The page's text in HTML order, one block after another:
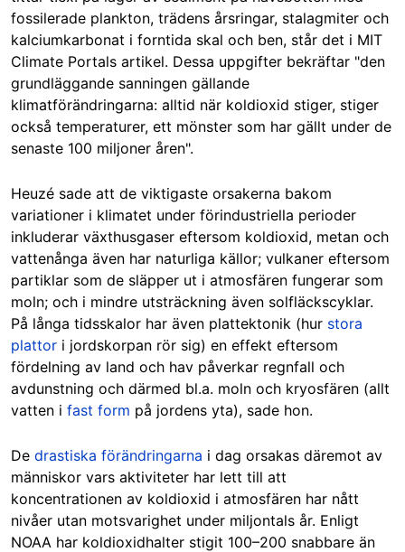
fossilerade plankton, trädens årsringar, stalagmiter och
kalciumkarbonat i forntida skal och ben, står det i MIT
Climate Portals artikel. Dessa uppgifter bekräftar "den
grundläggande sanningen gällande
klimatförändringarna: alltid när koldioxid stiger, stiger
också temperaturer, ett mönster som har gällt under de
senaste 100 miljoner åren".
Heuzé sade att de viktigaste orsakerna bakom
variationer i klimatet under förindustriella perioder
inkluderar växthusgaser eftersom koldioxid, metan och
vattenånga även har naturliga källor; vulkaner eftersom
partiklar som de släpper ut i atmosfären fungerar som
moln; och i mindre utsträckning även solfläckscyklar.
På långa tidsskalor har även plattektonik (hur stora
plattor i jordskorpan rör sig) en effekt eftersom
fördelning av land och hav påverkar regnfall och
avdunstning och därmed bl.a. moln och kryosfären (allt
vatten i fast form på jordens yta), sade hon.
De drastiska förändringarna i dag orsakas däremot av
människor vars aktiviteter har lett till att
koncentrationen av koldioxid i atmosfären har nått
nivåer utan motsvarighet under miljontals år. Enligt
NOAA har koldioxidhalter stigit 100–200 snabbare än